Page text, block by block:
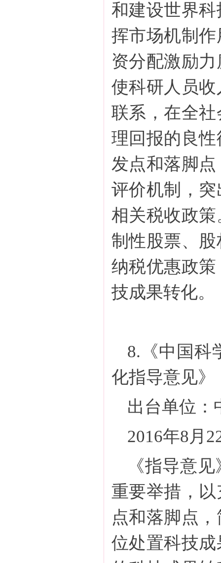
和建设世界
挥市场机制
资分配激励
使科研人员
联系，在全
理回报的良
发点和落脚
评价机制，
相关税收政
制性股票、
纳税优惠政
技成果转化。
8.《中国科
化指导意见》
出台单位：
2016年8月
《指导意
重要举措，
点和落脚点
位处置科技